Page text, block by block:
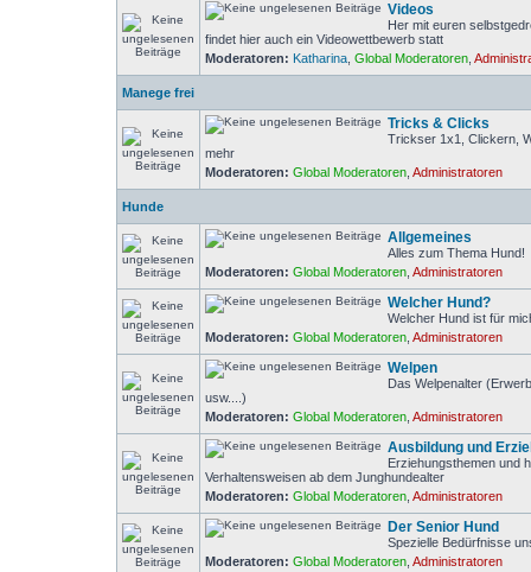
Videos
Her mit euren
findet hier auch ein Videowettbewerb statt
Moderatoren: Katharina Global Moderatoren
Manege frei
Tricks & Clicks
Trickser 1x1, Clickern,
mehr
Moderatoren: Global Moderatoren Administratoren
Hunde
Allgemeines
Alles zum Thema Hund!
Moderatoren: Global Moderatoren Administratoren
Welcher Hund?
Welcher Hund ist für
Moderatoren: Global Moderatoren Administratoren
Welpen
Das Welpenalter
usw....)
Moderatoren: Global Moderatoren Administratoren
Ausbildung und
Erziehungsthemen und
Verhaltensweisen ab dem Junghundealter
Moderatoren: Global Moderatoren Administratoren
Der Senior Hund
Spezielle Bedürfnisse
Moderatoren: Global Moderatoren Administratoren